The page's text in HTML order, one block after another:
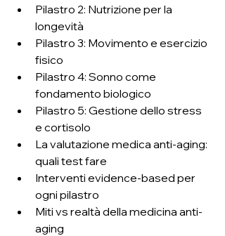
Pilastro 2: Nutrizione per la
longevità
Pilastro 3: Movimento e esercizio
fisico
Pilastro 4: Sonno come
fondamento biologico
Pilastro 5: Gestione dello stress
e cortisolo
La valutazione medica anti-aging:
quali test fare
Interventi evidence-based per
ogni pilastro
Miti vs realtà della medicina anti-
aging